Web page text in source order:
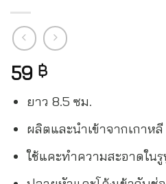
59 ฿
ยาว 8.5 ซม.
ผลิตและนำเข้าจากเกาหลี
ใช้แคะทำความสะอาดใน